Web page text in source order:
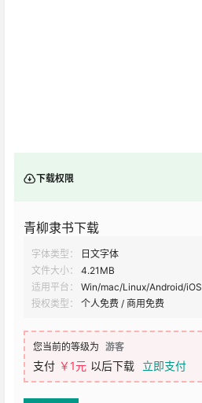
下载权限
青柳隶书下载
字体类型：
日文字体
文件大小：
4.21MB
适用平台：
Win/mac/Linux/Android/iOS
授权类型：
个人免费 / 商用免费
您当前的等级为 游客
支付 ￥1元 以后下载 立即支付